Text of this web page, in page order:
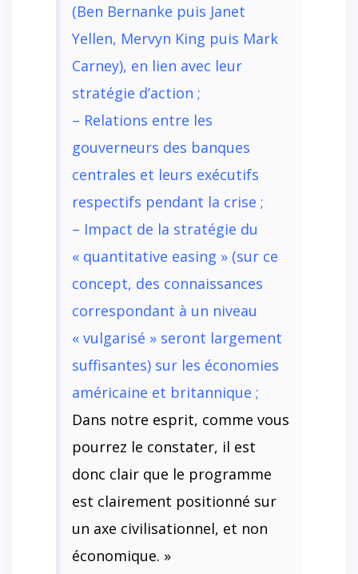
(Ben Bernanke puis Janet
Yellen, Mervyn King puis Mark
Carney), en lien avec leur
stratégie d’action ;
– Relations entre les
gouverneurs des banques
centrales et leurs exécutifs
respectifs pendant la crise ;
– Impact de la stratégie du
« quantitative easing » (sur ce
concept, des connaissances
correspondant à un niveau
« vulgarisé » seront largement
suffisantes) sur les économies
américaine et britannique ;
Dans notre esprit, comme vous
pourrez le constater, il est
donc clair que le programme
est clairement positionné sur
un axe civilisationnel, et non
économique. »